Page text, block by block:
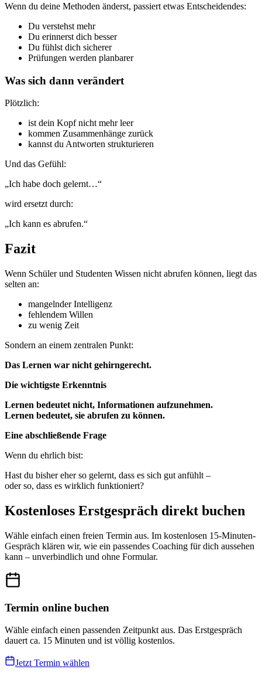
Wenn du deine Methoden änderst, passiert etwas Entscheidendes:
Du verstehst mehr
Du erinnerst dich besser
Du fühlst dich sicherer
Prüfungen werden planbarer
Was sich dann verändert
Plötzlich:
ist dein Kopf nicht mehr leer
kommen Zusammenhänge zurück
kannst du Antworten strukturieren
Und das Gefühl:
„Ich habe doch gelernt…“
wird ersetzt durch:
„Ich kann es abrufen.“
Fazit
Wenn Schüler und Studenten Wissen nicht abrufen können, liegt das
selten an:
mangelnder Intelligenz
fehlendem Willen
zu wenig Zeit
Sondern an einem zentralen Punkt:
Das Lernen war nicht gehirngerecht.
Die wichtigste Erkenntnis
Lernen bedeutet nicht, Informationen aufzunehmen.
Lernen bedeutet, sie abrufen zu können.
Eine abschließende Frage
Wenn du ehrlich bist:
Hast du bisher eher so gelernt, dass es sich gut anfühlt –
oder so, dass es wirklich funktioniert?
Kostenloses Erstgespräch direkt buchen
Wähle einfach einen freien Termin aus. Im kostenlosen 15-Minuten-
Gespräch klären wir, wie ein passendes Coaching für dich aussehen
kann – unverbindlich und ohne Formular.
Termin online buchen
Wähle einfach einen passenden Zeitpunkt aus. Das Erstgespräch
dauert ca. 15 Minuten und ist völlig kostenlos.
Jetzt Termin wählen